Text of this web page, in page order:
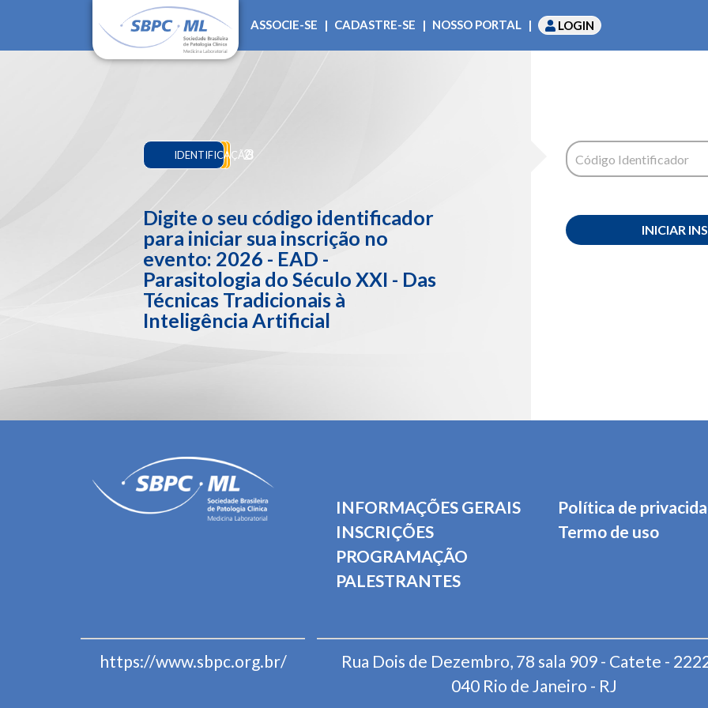
ASSOCIE-SE | CADASTRE-SE | NOSSO PORTAL | LOGIN
IDENTIFICAÇÃO
23
Digite o seu código identificador
para iniciar sua inscrição no
evento: 2026 - EAD -
Parasitologia do Século XXI - Das
Técnicas Tradicionais à
Inteligência Artificial
Código Identificador
INICIAR
INFORMAÇÕES GERAIS
INSCRIÇÕES
PROGRAMAÇÃO
PALESTRANTES
Política de
Termo de uso
https://www.sbpc.org.br/
Rua Dois de Dezembro, 78 sala 909 - Catete -
040 Rio de Janeiro - RJ